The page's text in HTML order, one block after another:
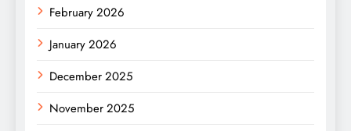
February 2026
January 2026
December 2025
November 2025